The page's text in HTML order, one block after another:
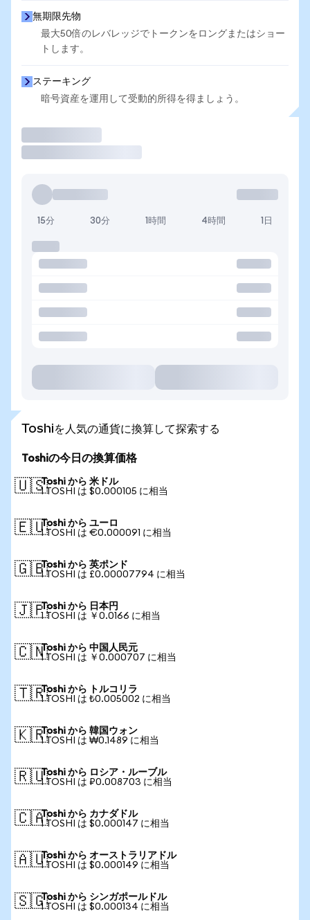
無期限先物
最大50倍のレバレッジでトークンをロングまたはショー
トします。
ステーキング
暗号資産を運用して受動的所得を得ましょう。
15分 30分 1時間 4時間 1日
Toshiを人気の通貨に換算して探索する
Toshiの今日の換算価格
🇺🇸Toshi から 米ドル
1 TOSHI は $0.000105 に相当
🇪🇺Toshi から ユーロ
1 TOSHI は €0.000091 に相当
🇬🇧Toshi から 英ポンド
1 TOSHI は £0.00007794 に相当
🇯🇵Toshi から 日本円
1 TOSHI は ￥0.0166 に相当
🇨🇳Toshi から 中国人民元
1 TOSHI は ￥0.000707 に相当
🇹🇷Toshi から トルコリラ
1 TOSHI は ₺0.005002 に相当
🇰🇷Toshi から 韓国ウォン
1 TOSHI は ₩0.1489 に相当
🇷🇺Toshi から ロシア・ルーブル
1 TOSHI は ₽0.008703 に相当
🇨🇦Toshi から カナダドル
1 TOSHI は $0.000147 に相当
🇦🇺Toshi から オーストラリアドル
1 TOSHI は $0.000149 に相当
🇸🇬Toshi から シンガポールドル
1 TOSHI は $0.000134 に相当